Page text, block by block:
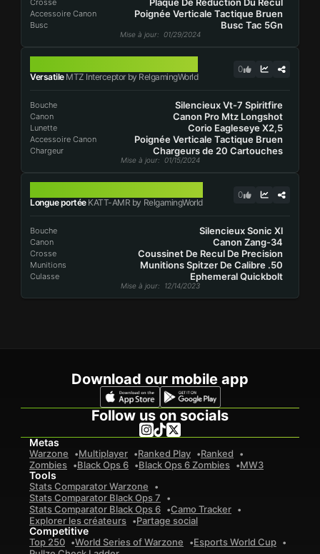
Crosse
Accessoire Canon Poignée Verticale Tactique Bruen
Busc Busc Tac 5Gn
Mise à jour: 01/29/2024
VersatileMTZ Interceptor by RelgamingWorld
0
Bouche Silencieux Vt-7 Spiritfire
Canon Canon Pro Mtz Longshot
Lunette Corio Eagleseye X2,5
Accessoire Canon Poignée Verticale Tactique Bruen
Chargeur Chargeurs de 20 Cartouches
Mise à jour: 01/15/2024
Longue portéeKATT-AMR by RelgamingWorld
0
Bouche Silencieux Sonic Xl
Canon Canon Zang-34
Crosse Coussinet De Recul De Precision
Munitions Munitions Spitzer De Calibre .50
Culasse Ephemeral Quickbolt
Mise à jour: 12/14/2023
Download our mobile app
Follow us on socials
Metas
Warzone Multiplayer Ranked Play
Ranked
Zombies
Black Ops 6 Black Ops 6 Zombies MW3
Tools
Stats Comparator Warzone
Stats Comparator Black Ops 7
Stats Comparator Black Ops 6
Camo Tracker
Explorer les créateurs
Partage social
Competitive
Top 250 World Series of Warzone
Esports World Cup